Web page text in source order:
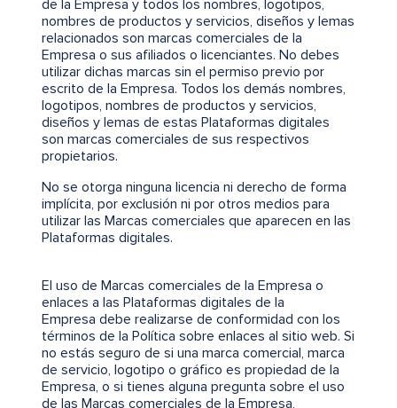
de la Empresa y todos los nombres, logotipos,
nombres de productos y servicios, diseños y lemas
relacionados son marcas comerciales de la
Empresa o sus afiliados o licenciantes. No debes
utilizar dichas marcas sin el permiso previo por
escrito de la Empresa. Todos los demás nombres,
logotipos, nombres de productos y servicios,
diseños y lemas de estas Plataformas digitales
son marcas comerciales de sus respectivos
propietarios.
No se otorga ninguna licencia ni derecho de forma
implícita, por exclusión ni por otros medios para
utilizar las Marcas comerciales que aparecen en las
Plataformas digitales.
El uso de Marcas comerciales de la Empresa o
enlaces a las Plataformas digitales de la
Empresa debe realizarse de conformidad con los
términos de la Política sobre enlaces al sitio web. Si
no estás seguro de si una marca comercial, marca
de servicio, logotipo o gráfico es propiedad de la
Empresa, o si tienes alguna pregunta sobre el uso
de las Marcas comerciales de la Empresa,